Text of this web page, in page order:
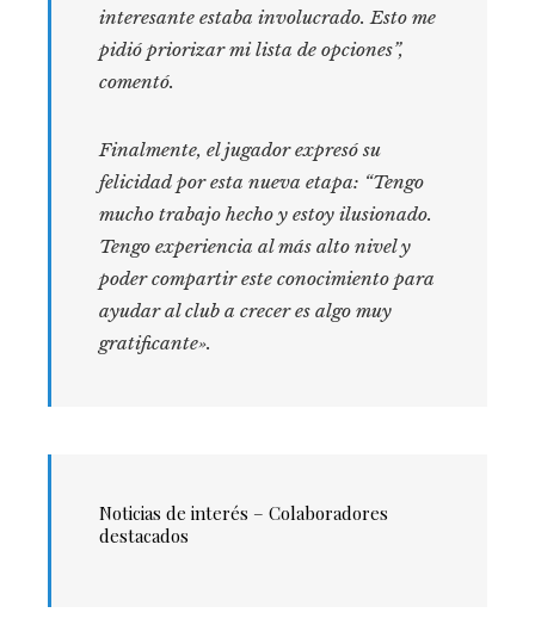
interesante estaba involucrado. Esto me
pidió priorizar mi lista de opciones”,
comentó.
Finalmente, el jugador expresó su
felicidad por esta nueva etapa: “Tengo
mucho trabajo hecho y estoy ilusionado.
Tengo experiencia al más alto nivel y
poder compartir este conocimiento para
ayudar al club a crecer es algo muy
gratificante».
Noticias de interés – Colaboradores
destacados